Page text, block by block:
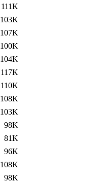
111K
103K
107K
100K
104K
117K
110K
108K
103K
98K
81K
96K
108K
98K